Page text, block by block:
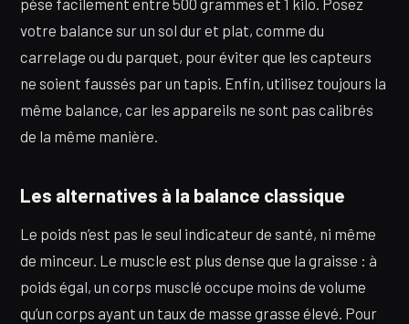
pèse facilement entre 500 grammes et 1 kilo. Posez
votre balance sur un sol dur et plat, comme du
carrelage ou du parquet, pour éviter que les capteurs
ne soient faussés par un tapis. Enfin, utilisez toujours la
même balance, car les appareils ne sont pas calibrés
de la même manière.
Les alternatives à la balance classique
Le poids n’est pas le seul indicateur de santé, ni même
de minceur. Le muscle est plus dense que la graisse : à
poids égal, un corps musclé occupe moins de volume
qu’un corps ayant un taux de masse grasse élevé. Pour